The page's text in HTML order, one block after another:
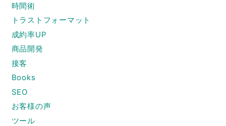
時間術
トラストフォーマット
成約率UP
商品開発
接客
Books
SEO
お客様の声
ツール